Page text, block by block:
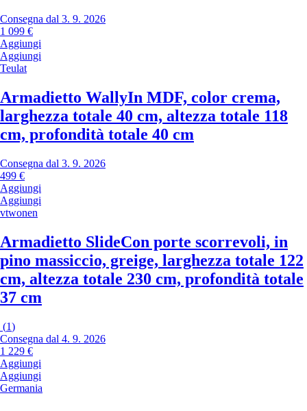
Consegna dal 3. 9. 2026
1 099 €
Aggiungi
Aggiungi
Teulat
Armadietto WallyIn MDF, color crema,
larghezza totale 40 cm, altezza totale 118
cm, profondità totale 40 cm
Consegna dal 3. 9. 2026
499 €
Aggiungi
Aggiungi
vtwonen
Armadietto SlideCon porte scorrevoli, in
pino massiccio, greige, larghezza totale 122
cm, altezza totale 230 cm, profondità totale
37 cm
(1)
Consegna dal 4. 9. 2026
1 229 €
Aggiungi
Aggiungi
Germania